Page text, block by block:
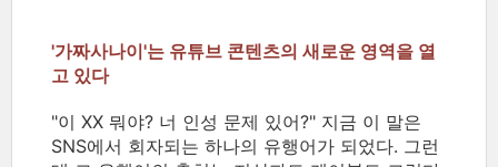
'가짜사나이'는 유튜브 콘텐츠의 새로운 영역을 열
고 있다
"이 XX 뭐야? 너 인성 문제 있어?" 지금 이 말은
SNS에서 회자되는 하나의 유행어가 되었다. 그런